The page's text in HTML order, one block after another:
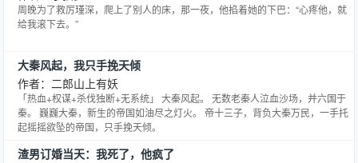
周晚为了救厉瑾深，爬上了别人的床，那一夜，他掐着她的下巴：“心疼他，就
给我滚下去。”
大秦风起，我只手挽天倾
作者：二郎山上有妖
「热血+权谋+杀伐独断+无系统」 大秦风起。 无数老秦人泣血沙场，并六国于
秦。 巍巍大秦，新生的帝国如油尽之灯火。 帝十三子，背负大秦万民，一手托
起摇摇欲坠的帝国，只手挽天倾。
渣男订婚当天：我死了，他疯了